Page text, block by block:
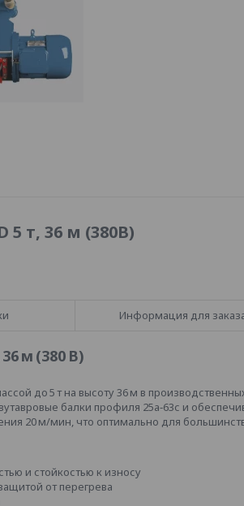
5 т, 36 м (380В)
Информация для
м (380 В)
до 5 т на высоту 36 м в
балки профиля 25а‑63с и
20 м/мин, что оптимально для
и стойкостью к износу
от перегрева